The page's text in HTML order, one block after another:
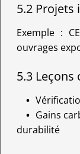
5.2
Exemple :
ouvrages
5.3 Leçons
Gains
durabilité